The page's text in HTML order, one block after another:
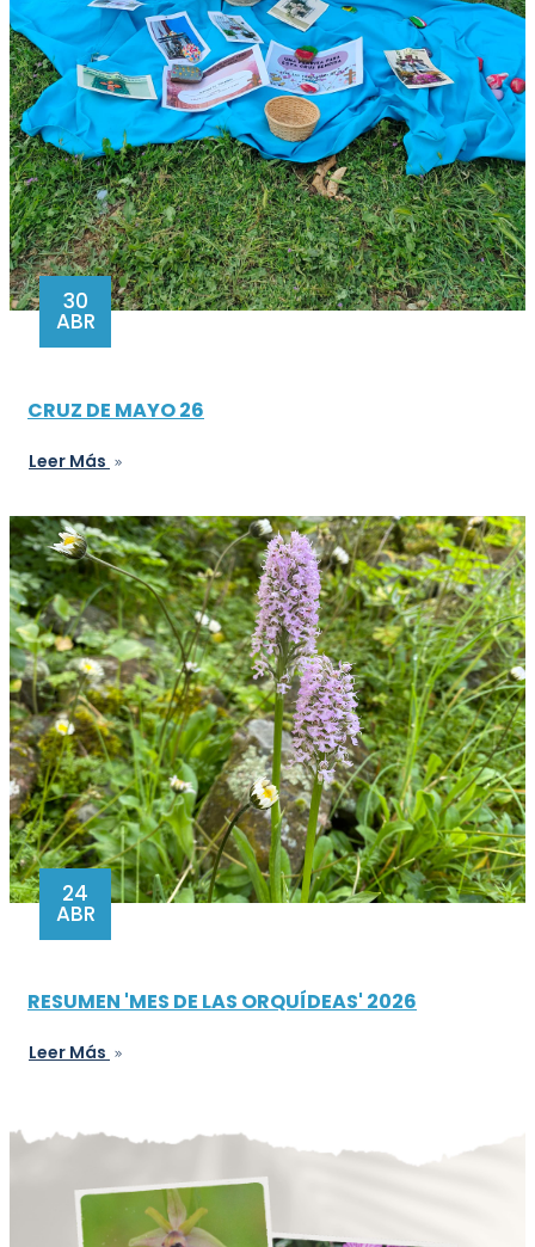
30
ABR
CRUZ DE MAYO 26
Leer Más
24
ABR
RESUMEN 'MES DE LAS ORQUÍDEAS' 2026
Leer Más